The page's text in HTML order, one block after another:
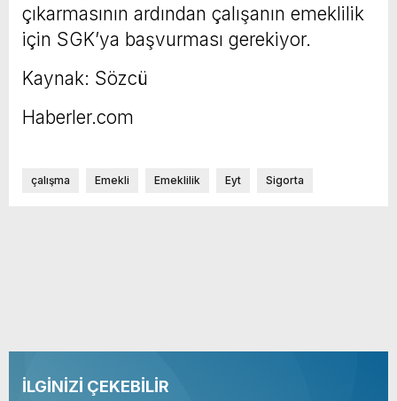
çıkarmasının ardından çalışanın emeklilik
için SGK’ya başvurması gerekiyor.
Kaynak: Sözcü
Haberler.com
çalışma Emekli Emeklilik Eyt Sigorta
İLGİNİZİ ÇEKEBİLİR